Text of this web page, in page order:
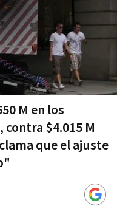
M en los
$4.015 M
que el ajuste